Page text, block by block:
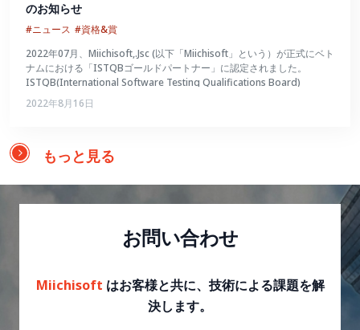
のお知らせ
#ニュース #資格&賞
2022年07月、Miichisoft,.Jsc (以下「Miichisoft」という）が正式にベト
ナムにおける「ISTQBゴールドパートナー」に認定されました。
ISTQB(International Software Testing Qualifications Board)
2022年8月16日
もっと見る
お問い合わせ
Miichisoft はお客様と共に、技術による課題を解
決します。